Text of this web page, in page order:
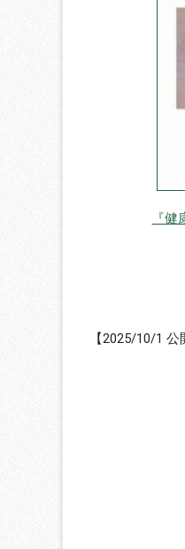
『
【2025/10/1 公